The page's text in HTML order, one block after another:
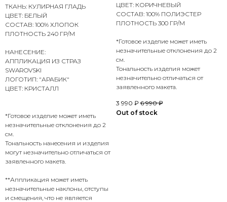
ТКАНЬ: КУЛИРНАЯ ГЛАДЬ
ЦВЕТ: БЕЛЫЙ
СОСТАВ: 100% ХЛОПОК
ПЛОТНОСТЬ 240 ГР/М
НАНЕСЕНИЕ:
АППЛИКАЦИЯ ИЗ СТРАЗ
SWAROVSKI
ЛОГОТИП: "АРАБИК"
ЦВЕТ: КРИСТАЛЛ
*Готовое изделие может иметь
незначительные отклонения до 2
см.
Тональность нанесения и изделия
могут незначительно отличаться от
заявленного макета.
**Аппликация может иметь
незначительные наклоны, отступы
и смещения, что не является
ЦВЕТ: КОРИЧНЕВЫЙ
СОСТАВ: 100% ПОЛИЭСТЕР
ПЛОТНОСТЬ 300 ГР/М
*Готовое изделие может иметь
незначительные отклонения до 2
см.
Тональность изделия может
незначительно отличаться от
заявленного макета.
3 990 ₽ 6 990 ₽
Out of stock